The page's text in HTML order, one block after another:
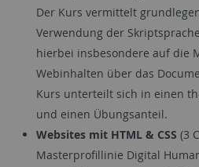
Der Kurs vermittelt
Verwendung der
hierbei insbesondere auf die
Webinhalten über das
Kurs unterteilt sich in einen
und einen Übungsanteil.
Websites mit HTML & CSS (3
Masterprofillinie Digital